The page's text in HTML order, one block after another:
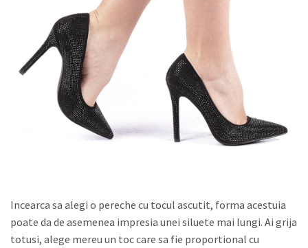
Incearca sa alegi o pereche cu tocul ascutit, forma acestuia
poate da de asemenea impresia unei siluete mai lungi. Ai grija
totusi, alege mereu un toc care sa fie proportional cu